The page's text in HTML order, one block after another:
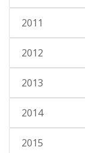
2011
2012
2013
2014
2015